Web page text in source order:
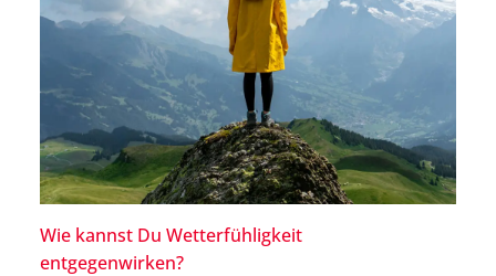
Wie kannst Du Wetterfühligkeit
entgegenwirken?